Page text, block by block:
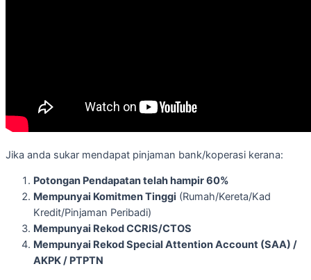
Jika anda sukar mendapat pinjaman bank/koperasi kerana:
Potongan Pendapatan telah hampir 60%
Mempunyai Komitmen Tinggi (Rumah/Kereta/Kad
Kredit/Pinjaman Peribadi)
Mempunyai Rekod CCRIS/CTOS
Mempunyai Rekod Special Attention Account (SAA) /
AKPK / PTPTN